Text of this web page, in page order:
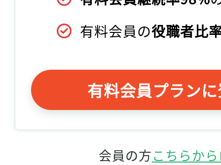
有料会員の役職者比
有料会員プラン
会員の方こちらか